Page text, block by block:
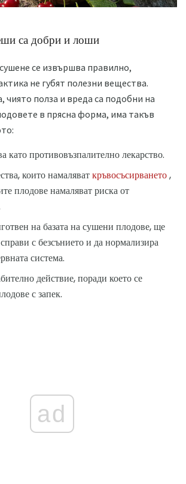
са добри и лоши
се извършва правилно,
не губят полезни вещества.
чиято полза и вреда са подобни на
в прясна форма, има такъв
като противовъзпалително лекарство.
които намаляваткръвосъсирването,
плодове намаляват риска от
на базата на сушени плодове, ще
с безсънието и да нормализира
система.
действие, поради което се
с запек.
ad